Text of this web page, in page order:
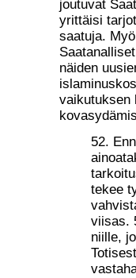
joutuvat
yrittäisi
saatuja.
näiden
vaikutuksen
52.
tekee
viisas.
niille,